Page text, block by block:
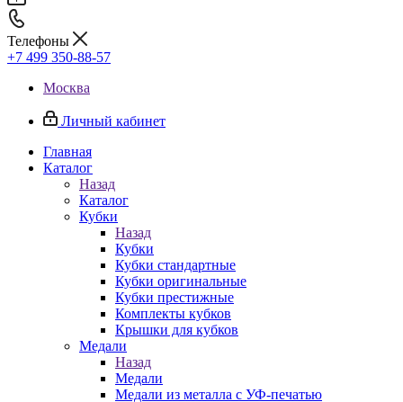
Телефоны
+7 499 350-88-57
Москва
Личный кабинет
Главная
Каталог
Назад
Каталог
Кубки
Назад
Кубки
Кубки стандартные
Кубки оригинальные
Кубки престижные
Комплекты кубков
Крышки для кубков
Медали
Назад
Медали
Медали из металла с УФ-печатью